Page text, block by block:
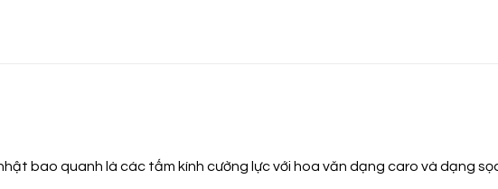
bao quanh là các tấm kính cường lực với hoa văn dạng caro và dạng